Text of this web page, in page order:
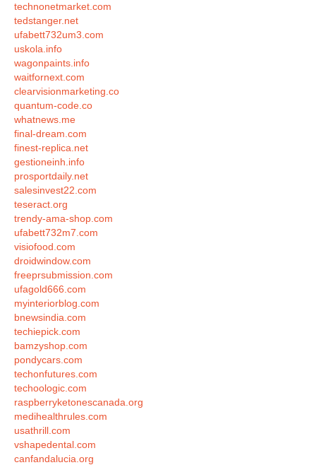
technonetmarket.com
tedstanger.net
ufabett732um3.com
uskola.info
wagonpaints.info
waitfornext.com
clearvisionmarketing.co
quantum-code.co
whatnews.me
final-dream.com
finest-replica.net
gestioneinh.info
prosportdaily.net
salesinvest22.com
teseract.org
trendy-ama-shop.com
ufabett732m7.com
visiofood.com
droidwindow.com
freeprsubmission.com
ufagold666.com
myinteriorblog.com
bnewsindia.com
techiepick.com
bamzyshop.com
pondycars.com
techonfutures.com
techoologic.com
raspberryketonescanada.org
medihealthrules.com
usathrill.com
vshapedental.com
canfandalucia.org